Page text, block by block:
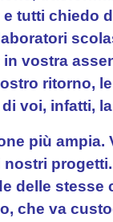
tutti chiedo
vostra
ritorno,
voi, infatti,
più
delle
che va